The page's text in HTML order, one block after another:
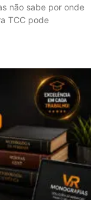
não sabe por onde
TCC pode